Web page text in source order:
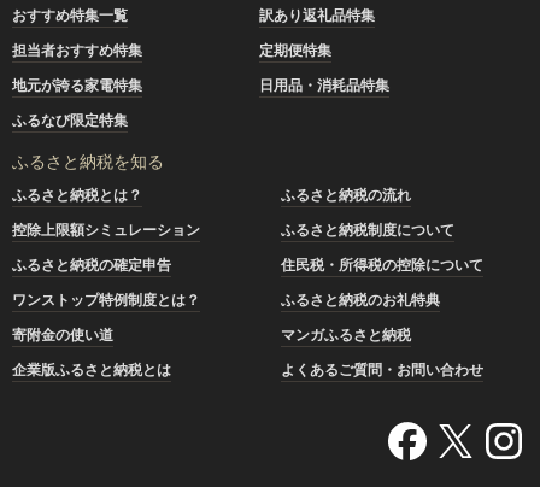
おすすめ特集一覧
訳あり返礼品特集
担当者おすすめ特集
定期便特集
地元が誇る家電特集
日用品・消耗品特集
ふるなび限定特集
ふるさと納税を知る
ふるさと納税とは？
ふるさと納税の流れ
控除上限額シミュレーション
ふるさと納税制度について
ふるさと納税の確定申告
住民税・所得税の控除について
ワンストップ特例制度とは？
ふるさと納税のお礼特典
寄附金の使い道
マンガふるさと納税
企業版ふるさと納税とは
よくあるご質問・お問い合わせ